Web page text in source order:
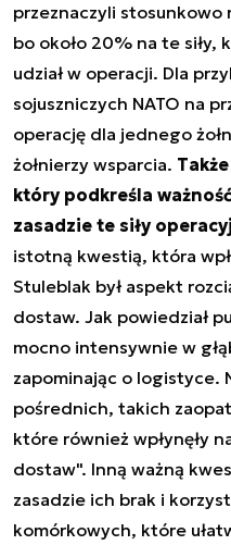
przeznaczyli
bo około 20% na te siły,
udział w operacji. Dla
sojuszniczych NATO na
operację dla jednego
żołnierzy wsparcia.
który podkreśla
zasadzie te siły
istotną kwestią, która
Stuleblak był aspekt
dostaw. Jak powiedział
mocno intensywnie w
zapominając o logistyce.
pośrednich, takich
które również wpłynęły
dostaw". Inną ważną
zasadzie ich brak i
komórkowych, które